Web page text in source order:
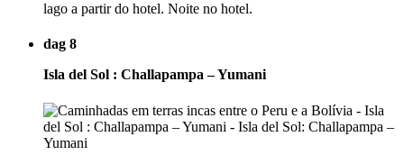
lago a partir do hotel. Noite no hotel.
dag 8
Isla del Sol : Challapampa – Yumani